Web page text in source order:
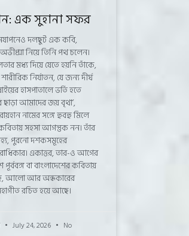
এক সুহানা সফর
দলছুট এক কবি,
নিয়ে তিনি পথ চলেন।
মধ্য দিয়ে যেতে হয়নি তাঁকে,
নির্যাতন, যে জন্য দীর্ঘ
হাসপাতালে ভর্তি হতে
ছাড়া আমাদের জয় বৃথা’,
নামের সঙ্গে হুবহু মিলে
সহসা আগন্তুক নন। তাঁর
পুরনো দশকসমূহের
একাত্তর, তার-ও আগের
পূর্ববঙ্গ বা বাংলাদেশের কবিতায়
আলো আর অন্ধকারের
রচিত হয়ে আছে।
July 24, 2026 No